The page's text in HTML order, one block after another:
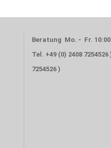
Beratung Mo. - Fr. 10:00
Tel. +49 (0) 2408 7254526
7254526 )